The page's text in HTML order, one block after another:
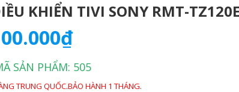
KHIỂN TIVI SONY RMT-
SẢN PHẨM: 505
TRUNG QUỐC.BẢO HÀNH 1 THÁNG.